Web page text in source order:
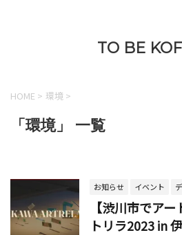
TO BE
HOME > 環境 >
「環境」 一覧
お知らせ イベント
【渋川市でア
トリラ2023 in